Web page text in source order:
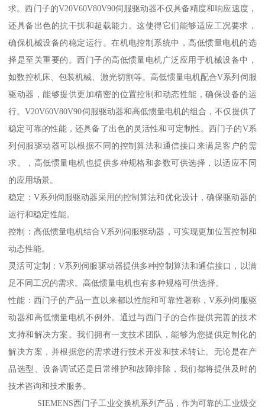
求。西门子的V20V60V80V90伺服驱动器不仅具备精度和响应速度，
还具备出色的抗干扰和超载能力。这使得它们能够适应工况要求，
确保机械设备的稳定运行。在机电控制系统中，高低惯量电机的选
择是至关重要的。西门子的高低惯量电机广泛应用于机械设备中，
如数控机床、包装机械、激光切割等。高低惯量电机配合V系列伺服
驱动器，能够提供更加精密的位置控制和动态性能，确保设备的运
行。V20V60V80V90伺服驱动器和高低惯量电机的组合，不仅提供了
稳定可靠的性能，还具备了出色的灵活性和可定制性。西门子的V系
列伺服驱动器可以根据不同的控制算法和通信接口来满足客户的需
求。，高低惯量电机也提供多种规格和参数可供选择，以适应不同
的应用场景。
稳定：V系列伺服驱动器采用的控制算法和优化设计，确保驱动器的
运行和稳定性能。
控制：高低惯量电机结合V系列伺服驱动器，可实现更加位置控制和
动态性能。
灵活可定制：V系列伺服驱动器提供多种控制算法和通信接口，以满
足不同工况的需求。高低惯量电机也有多种规格可供选择。
性能：西门子的产品一直以来都以性能和可靠性著称，V系列伺服驱
动器和高低惯量电机不例外。通过与西门子的合作提供完善的技术
支持和解决方案。我们拥有一支技术团队，能够为您提供定制化的
解决方案，并根据您的需求进行技术开发和技术转让。无论是在产
品选型、设备调试还是日常维护和故障排除，我们都将提供及时的
技术咨询和技术服务。
SIEMENS西门子工业交换机系列产品，作为可靠的工业级交